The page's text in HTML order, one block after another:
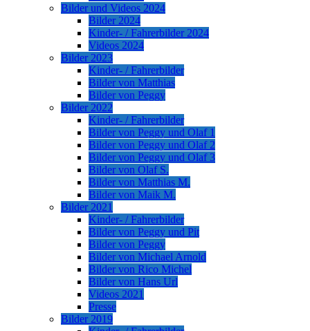
Bilder und Videos 2024
Bilder 2024
Kinder- / Fahrerbilder 2024
Videos 2024
Bilder 2023
Kinder- / Fahrerbilder
Bilder von Matthias
Bilder von Peggy
Bilder 2022
Kinder- / Fahrerbilder
Bilder von Peggy und Olaf 1
Bilder von Peggy und Olaf 2
Bilder von Peggy und Olaf 3
Bilder von Olaf S.
Bilder von Matthias M.
Bilder von Maik M.
Bilder 2021
Kinder- / Fahrerbilder
Bilder von Peggy und Pit
Bilder von Peggy
Bilder von Michael Arnold
Bilder von Rico Michel
Bilder von Hans Url
Videos 2021
Presse
Bilder 2019